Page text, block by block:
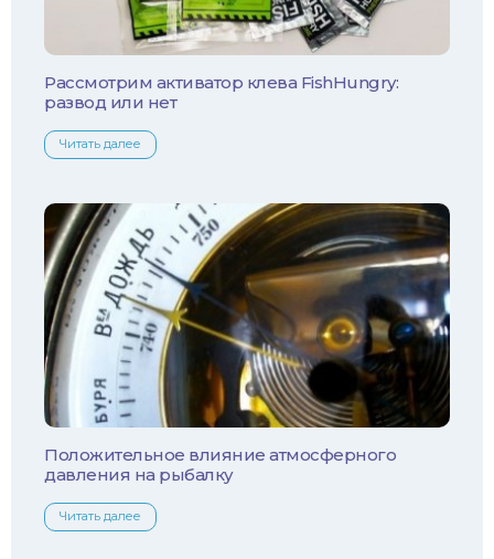
Линь
Белый амур
Осетр
Ротан
Сом
Толстолобик
Уклейка
Форель
Хариус
Рассмотрим активатор клева FishHungry:
развод или нет
Читать далее
Положительное влияние атмосферного
давления на рыбалку
Читать далее